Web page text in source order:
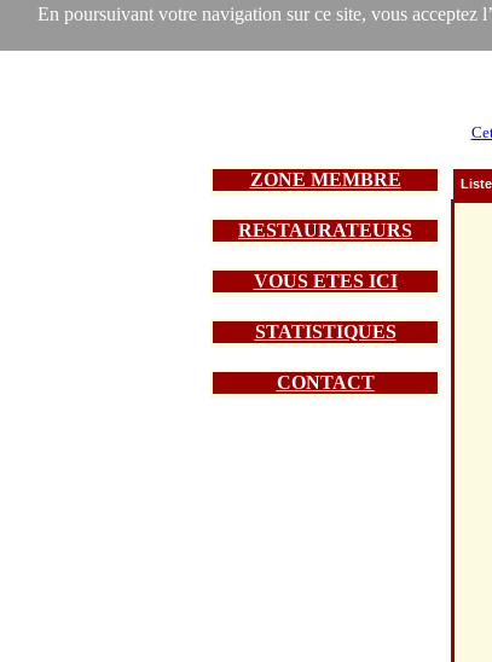
En poursuivant votre navigation sur ce site, vous acceptez
ZONE MEMBRE
RESTAURATEURS
VOUS ETES ICI
STATISTIQUES
CONTACT